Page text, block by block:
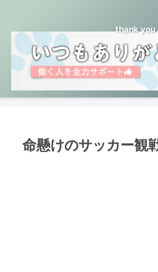
thank you
命懸けのサッカー観